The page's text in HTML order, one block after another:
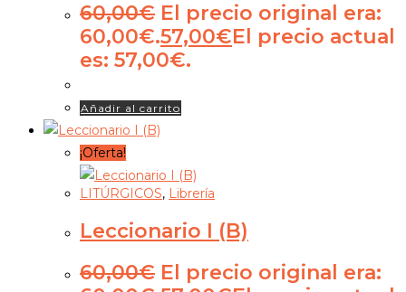
60,00€ El precio original era:
60,00€.57,00€El precio actual
es: 57,00€.
Añadir al carrito
¡Oferta!
LITÚRGICOS, Librería
Leccionario I (B)
60,00€ El precio original era: